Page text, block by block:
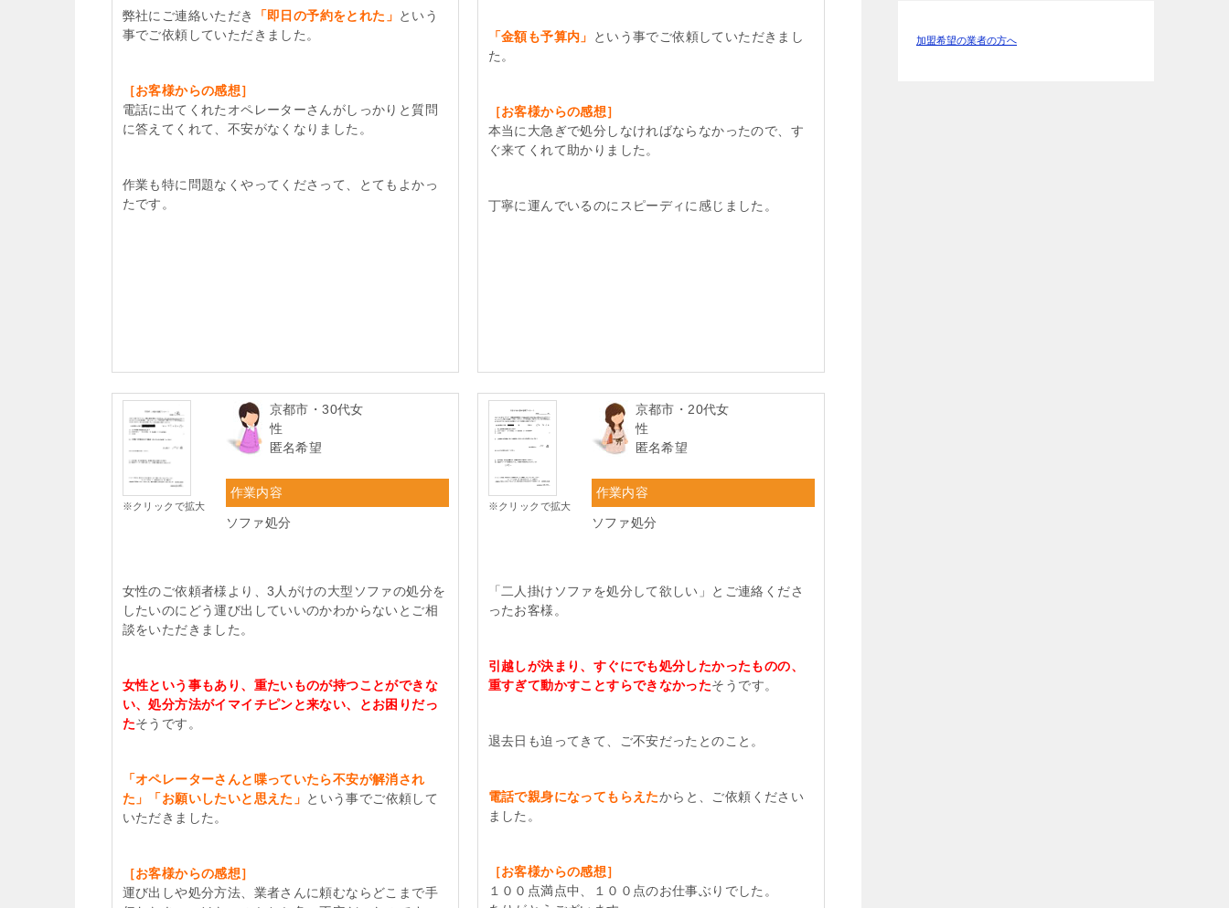
弊社にご連絡いただき 「即日の予約をとれた」 という
事でご依頼していただきました。
［お客様からの感想］
電話に出てくれたオペレーターさんがしっかりと質問
に答えてくれて、不安がなくなりました。
作業も特に問題なくやってくださって、とてもよかっ
たです。
「金額も予算内」
という事でご依頼していただきまし
た。
［お客様からの感想］
本当に大急ぎで処分しなければならなかったので、す
ぐ来てくれて助かりました。
丁寧に運んでいるのにスピーディに感じました。
※クリックで拡大
京都市・30代女
性
匿名希望
作業内容
ソファ処分
女性のご依頼者様より、3人がけの大型ソファの処分を
したいのにどう運び出していいのかわからないとご相
談をいただきました。
女性という事もあり、重たいものが持つことができな
い、処分方法がイマイチピンと来ない、とお困りだっ
たそうです。
「オペレーターさんと喋っていたら不安が解消され
た」「お願いしたいと思えた」 という事でご依頼して
いただきました。
［お客様からの感想］
運び出しや処分方法、業者さんに頼むならどこまで手
※クリックで拡大
京都市・20代女
性
匿名希望
作業内容
ソファ処分
「二人掛けソファを処分して欲しい」とご連絡くださ
ったお客様。
引越しが決まり、すぐにでも処分したかったものの、
重すぎて動かすことすらできなかったそうです。
退去日も迫ってきて、ご不安だったとのこと。
電話で親身になってもらえたからと、ご依頼ください
ました。
［お客様からの感想］
１００点満点中、１００点のお仕事ぶりでした。
加盟希望の業者の方へ